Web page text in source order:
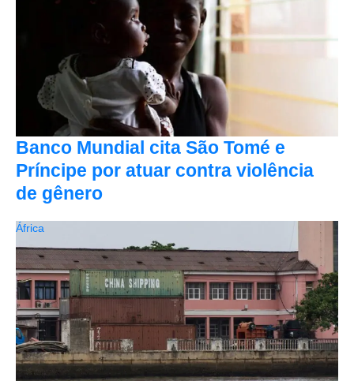
Banco Mundial cita São Tomé e
Príncipe por atuar contra violência
de gênero
África